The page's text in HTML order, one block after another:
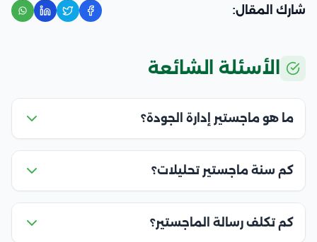
شارك المقال:
الأسئلة الشائعة
ما هو ماجستير إدارة الجودة؟
كم سنة ماجستير تحليلات؟
كم تكلف رسالة الماجستير؟